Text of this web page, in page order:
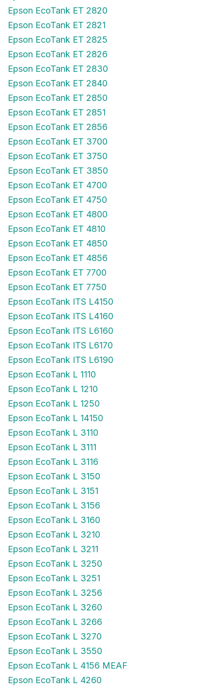
Epson EcoTank ET 2820
Epson EcoTank ET 2821
Epson EcoTank ET 2825
Epson EcoTank ET 2826
Epson EcoTank ET 2830
Epson EcoTank ET 2840
Epson EcoTank ET 2850
Epson EcoTank ET 2851
Epson EcoTank ET 2856
Epson EcoTank ET 3700
Epson EcoTank ET 3750
Epson EcoTank ET 3850
Epson EcoTank ET 4700
Epson EcoTank ET 4750
Epson EcoTank ET 4800
Epson EcoTank ET 4810
Epson EcoTank ET 4850
Epson EcoTank ET 4856
Epson EcoTank ET 7700
Epson EcoTank ET 7750
Epson EcoTank ITS L4150
Epson EcoTank ITS L4160
Epson EcoTank ITS L6160
Epson EcoTank ITS L6170
Epson EcoTank ITS L6190
Epson EcoTank L 1110
Epson EcoTank L 1210
Epson EcoTank L 1250
Epson EcoTank L 14150
Epson EcoTank L 3110
Epson EcoTank L 3111
Epson EcoTank L 3116
Epson EcoTank L 3150
Epson EcoTank L 3151
Epson EcoTank L 3156
Epson EcoTank L 3160
Epson EcoTank L 3210
Epson EcoTank L 3211
Epson EcoTank L 3250
Epson EcoTank L 3251
Epson EcoTank L 3256
Epson EcoTank L 3260
Epson EcoTank L 3266
Epson EcoTank L 3270
Epson EcoTank L 3550
Epson EcoTank L 4156 MEAF
Epson EcoTank L 4260